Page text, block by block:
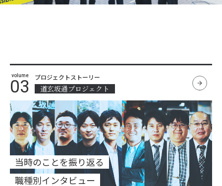
volume
03 プロジェクトストーリー
道玄坂通プロジェクト
当時のことを振り返る
職種別インタビュー